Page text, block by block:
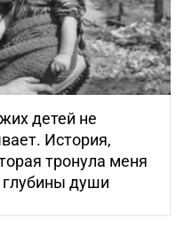
детей не
История,
тронула меня
души